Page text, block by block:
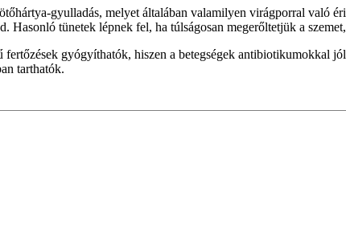
gyulladás, melyet általában valamilyen virágporral való
tünetek lépnek fel, ha túlságosan megerőltetjük a
gyógyíthatók, hiszen a betegségek antibiotikumokkal
tarthatók.